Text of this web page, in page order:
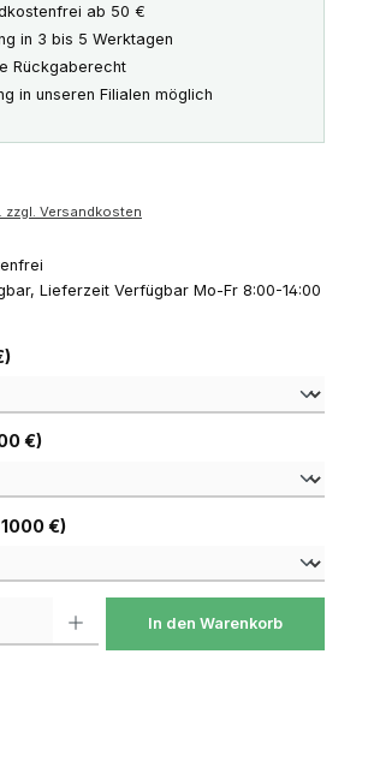
ab 50 €
in 3 bis 5 Werktagen
Rückgaberecht
in unseren Filialen möglich
zzgl. Versandkosten
Lieferzeit Verfügbar Mo-Fr 8:00-14:00
auswählen
€)auswählen
€)auswählen
In den Warenkorb